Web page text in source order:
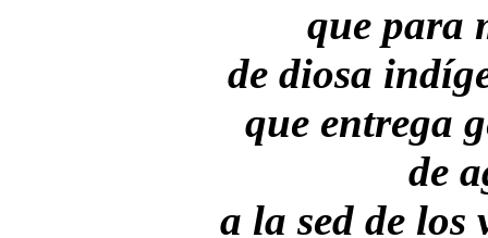
que para
de diosa
que entrega
de
a la sed de los